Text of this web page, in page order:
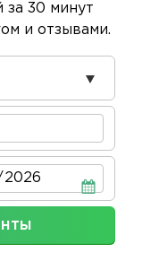
за 30 минут
и отзывами.